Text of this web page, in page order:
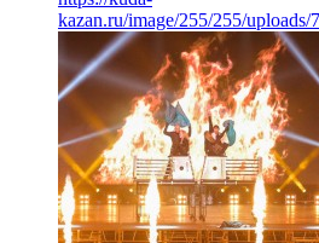
kazan.ru/image/255/255/